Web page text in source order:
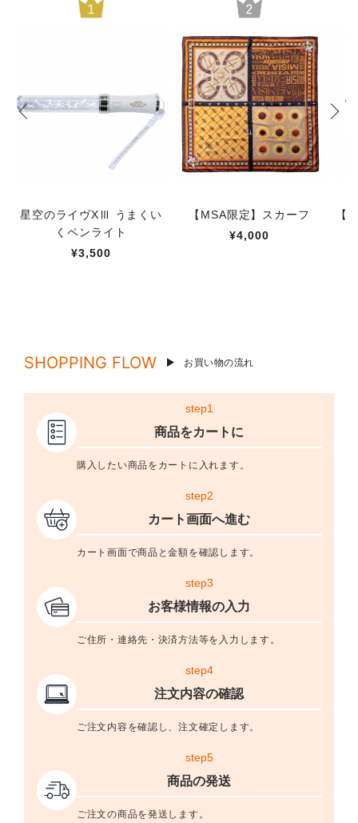
星空のライヴXⅢ うまくい
くペンライト
¥3,500
【MSA限定】スカーフ
¥4,000
【
SHOPPING FLOW お買い物の流れ
step1
商品をカートに
購入したい商品をカートに入れます。
step2
カート画面へ進む
カート画面で商品と金額を確認します。
step3
お客様情報の入力
ご住所・連絡先・決済方法等を入力します。
step4
注文内容の確認
ご注文内容を確認し、注文確定します。
step5
商品の発送
ご注文の商品を発送します。